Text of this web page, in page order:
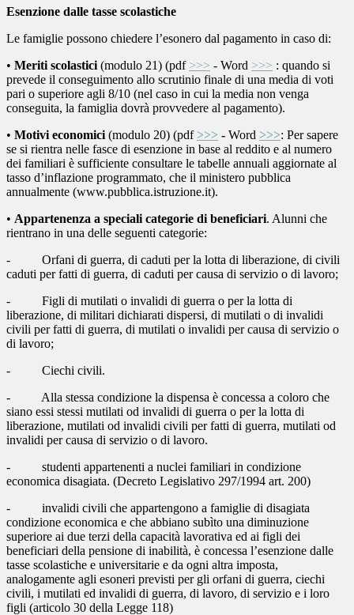
Esenzione dalle tasse scolastiche
Le famiglie possono chiedere l’esonero dal pagamento in caso di:
• Meriti scolastici (modulo 21) (pdf >>> - Word >>> : quando si
prevede il conseguimento allo scrutinio finale di una media di voti
pari o superiore agli 8/10 (nel caso in cui la media non venga
conseguita, la famiglia dovrà provvedere al pagamento).
• Motivi economici (modulo 20) (pdf >>> - Word >>>: Per sapere
se si rientra nelle fasce di esenzione in base al reddito e al numero
dei familiari è sufficiente consultare le tabelle annuali aggiornate al
tasso d’inflazione programmato, che il ministero pubblica
annualmente (www.pubblica.istruzione.it).
• Appartenenza a speciali categorie di beneficiari. Alunni che
rientrano in una delle seguenti categorie:
- Orfani di guerra, di caduti per la lotta di liberazione, di civili
caduti per fatti di guerra, di caduti per causa di servizio o di lavoro;
- Figli di mutilati o invalidi di guerra o per la lotta di
liberazione, di militari dichiarati dispersi, di mutilati o di invalidi
civili per fatti di guerra, di mutilati o invalidi per causa di servizio o
di lavoro;
- Ciechi civili.
- Alla stessa condizione la dispensa è concessa a coloro che
siano essi stessi mutilati od invalidi di guerra o per la lotta di
liberazione, mutilati od invalidi civili per fatti di guerra, mutilati od
invalidi per causa di servizio o di lavoro.
- studenti appartenenti a nuclei familiari in condizione
economica disagiata. (Decreto Legislativo 297/1994 art. 200)
- invalidi civili che appartengono a famiglie di disagiata
condizione economica e che abbiano subìto una diminuzione
superiore ai due terzi della capacità lavorativa ed ai figli dei
beneficiari della pensione di inabilità, è concessa l’esenzione dalle
tasse scolastiche e universitarie e da ogni altra imposta,
analogamente agli esoneri previsti per gli orfani di guerra, ciechi
civili, i mutilati ed invalidi di guerra, di lavoro, di servizio e i loro
figli (articolo 30 della Legge 118)